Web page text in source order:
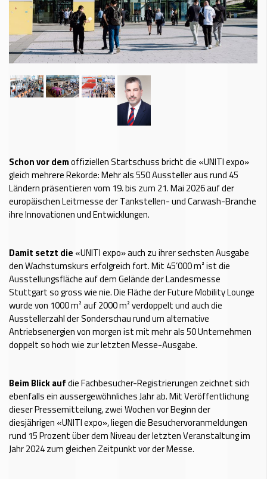
Schon vor demoffiziellen Startschuss bricht die «UNITI expo»
gleich mehrere Rekorde: Mehr als 550 Aussteller aus rund 45
Ländern präsentieren vom 19. bis zum 21. Mai 2026 auf der
europäischen Leitmesse der Tankstellen- und Carwash-Branche
ihre Innovationen und Entwicklungen.
Damit setzt die «UNITI expo» auch zu ihrer sechsten Ausgabe
den Wachstumskurs erfolgreich fort. Mit 45’000 m² ist die
Ausstellungsfläche auf dem Gelände der Landesmesse
Stuttgart so gross wie nie. Die Fläche der Future Mobility Lounge
wurde von 1000 m² auf 2000 m² verdoppelt und auch die
Ausstellerzahl der Sonderschau rund um alternative
Antriebsenergien von morgen ist mit mehr als 50 Unternehmen
doppelt so hoch wie zur letzten Messe-Ausgabe.
Beim Blick aufdie Fachbesucher-Registrierungen zeichnet sich
ebenfalls ein aussergewöhnliches Jahr ab. Mit Veröffentlichung
dieser Pressemitteilung, zwei Wochen vor Beginn der
diesjährigen «UNITI expo», liegen die Besuchervoranmeldungen
rund 15 Prozent über dem Niveau der letzten Veranstaltung im
Jahr 2024 zum gleichen Zeitpunkt vor der Messe.